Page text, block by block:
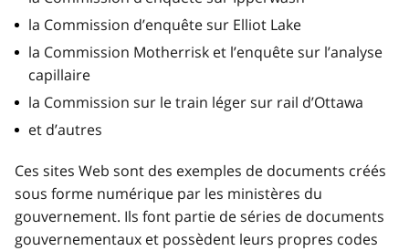
la Commission d’enquête sur Elliot Lake
la Commission Motherrisk et l’enquête sur l’analyse
capillaire
la Commission sur le train léger sur rail d’Ottawa
et d’autres
Ces sites Web sont des exemples de documents créés
sous forme numérique par les ministères du
gouvernement. Ils font partie de séries de documents
gouvernementaux et possèdent leurs propres codes